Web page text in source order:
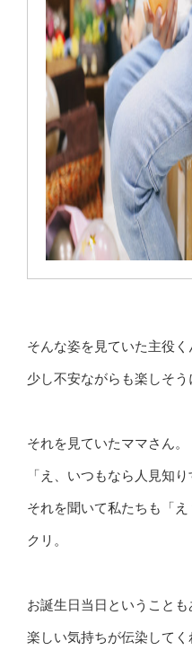
そんな姿を見ていた主役く
少し不安ながらも楽しそ
それを見ていたママさん。
「え、いつもなら人見知り
それを聞いて私たちも「
クリ。
お誕生日当日ということも
楽しい気持ちが伝染して